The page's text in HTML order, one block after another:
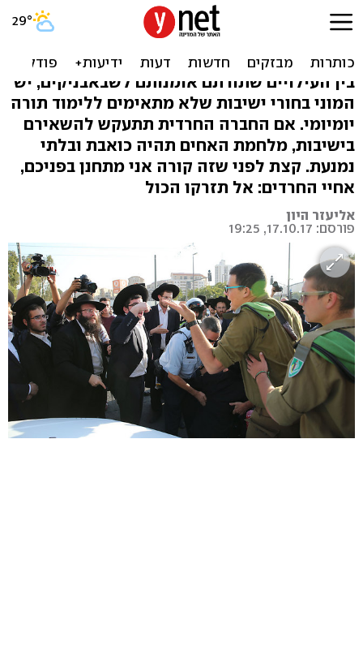
רגע לפני שיהיה מאוחר מדי:
החרדים חייבים לשחרר
בין העילויים שתורתם אומנותם לשבאבניקים, יש
המוני בחורי ישיבות שלא מתאימים ללימוד תורה
יומיומי. אם החברה החרדית תתעקש להשאירם
בישיבות, מלחמת האחים תהיה כואבת ובלתי
נמנעת. קצת לפני שזה קורה אני מתחנן בפניכם,
אחיי החרדים: אל תזרקו הכול
אליעזר היון
פורסם: 17.10.17, 19:25